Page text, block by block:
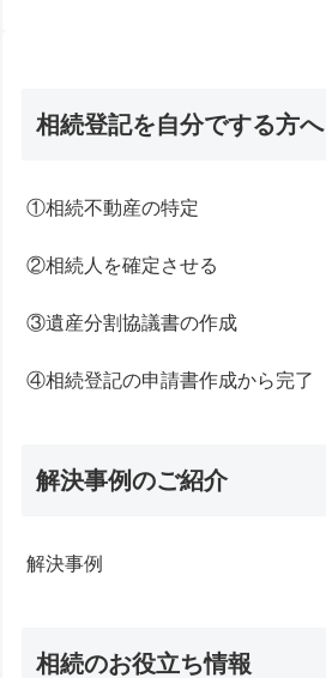
相続登記を自分でする方へ
①相続不動産の特定
②相続人を確定させる
③遺産分割協議書の作成
④相続登記の申請書作成から完了
解決事例のご紹介
解決事例
相続のお役立ち情報